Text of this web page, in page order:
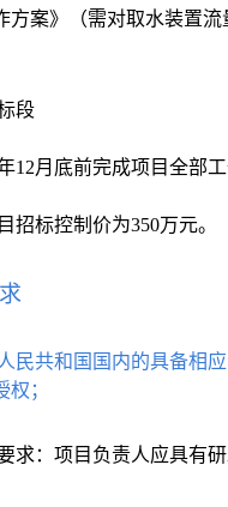
方案》（需对取水装置
段
12月底前完成项目全部
招标控制价为350万元。
民共和国国内的具备相
；
求： 项目负责人应具有